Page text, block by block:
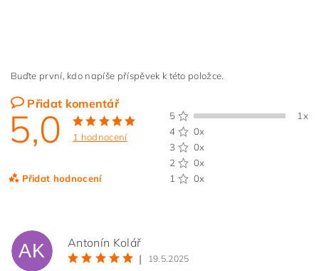
Buďte první, kdo napíše příspěvek k této položce.
Přidat komentář
5,0 1 hodnocení
Přidat hodnocení
5
1x
4
0x
3
0x
2
0x
1
0x
AK
Antonín Kolář
|
19.5.2025